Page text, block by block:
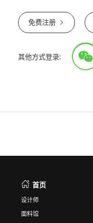
免费注册
其他方式登录:
首页
设计师
面料馆